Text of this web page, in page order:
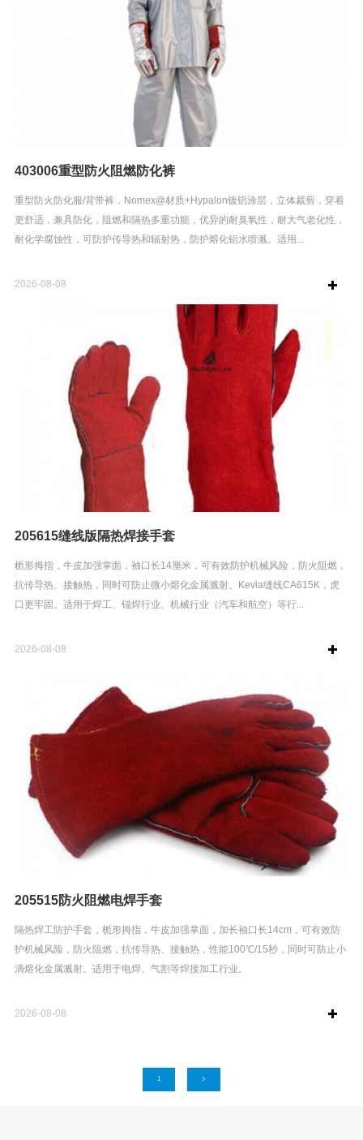
403006重型防火阻燃防化裤
重型防火防化服/背带裤，Nomex@材质+Hypalon镀铝涂层，立体裁剪，穿着
更舒适，兼具防化，阻燃和隔热多重功能，优异的耐臭氧性，耐大气老化性，
耐化学腐蚀性，可防护传导热和辐射热，防护熔化铝水喷溅。适用...
2026-08-08
205615缝线版隔热焊接手套
栀形拇指，牛皮加强掌面，袖口长14厘米，可有效防护机械风险，防火阻燃，
抗传导热、接触热，同时可防止微小熔化金属溅射。Kevla缝线CA615K，虎
口更牢固。适用于焊工、锚焊行业、机械行业（汽车和航空）等行...
2026-08-08
205515防火阻燃电焊手套
隔热焊工防护手套，栀形拇指，牛皮加强掌面，加长袖口长14cm，可有效防
护机械风险，防火阻燃，抗传导热、接触热，性能100℃/15秒，同时可防止小
滴熔化金属溅射。适用于电焊、气割等焊接加工行业。
2026-08-08
1 >